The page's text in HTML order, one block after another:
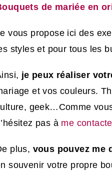
de mariée en
vous propose ici des
styles et pour tous les
je peux réaliser
et vos couleurs.
geek…Comme
pas à me
plus, vous pouvez me
souvenir votre propre